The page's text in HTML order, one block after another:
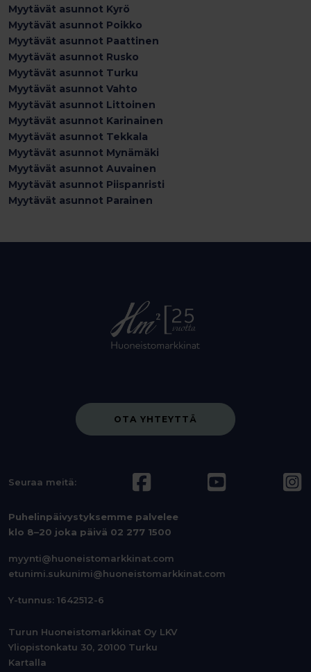
Myytävät asunnot Kyrö
Myytävät asunnot Poikko
Myytävät asunnot Paattinen
Myytävät asunnot Rusko
Myytävät asunnot Turku
Myytävät asunnot Vahto
Myytävät asunnot Littoinen
Myytävät asunnot Karinainen
Myytävät asunnot Tekkala
Myytävät asunnot Mynämäki
Myytävät asunnot Auvainen
Myytävät asunnot Piispanristi
Myytävät asunnot Parainen
OTA YHTEYTTÄ
Seuraa meitä:
Puhelinpäivystyksemme palvelee
klo 8–20 joka päivä 02 277 1500
myynti@huoneistomarkkinat.com
etunimi.sukunimi@huoneistomarkkinat.com
Y-tunnus: 1642512-6
Turun Huoneistomarkkinat Oy LKV
Yliopistonkatu 30, 20100 Turku
Kartalla